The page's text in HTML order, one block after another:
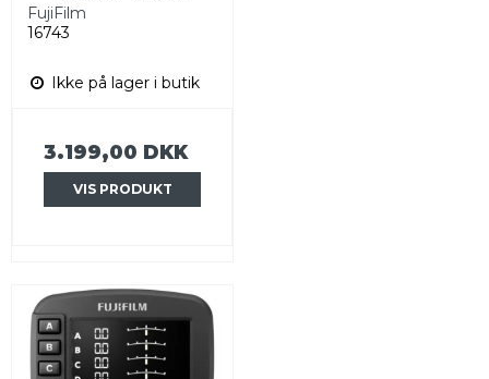
FujiFilm
16743
Ikke på lager i butik
3.199,00 DKK
VIS PRODUKT